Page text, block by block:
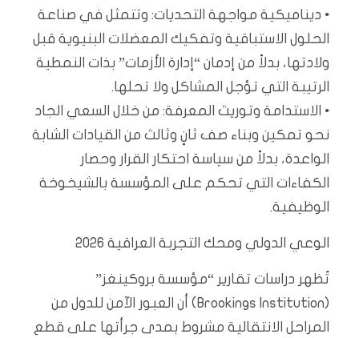
• ديناميكية مواجهة التحديات: وتتمثل في صناعة
الحلول الاستباقية وتفكيك المعضلات البنيوية قبل
ولادتها، بدلاً من إدمان “إدارة الأزمات” بذات النمطية
الرتيبة التي تؤجل المشاكل ولا تحلها.
• الاستدامة وتوريث المعرفة: من خلال السعي الجاد
نحو تمكين وبناء صف ثانٍ وثالث من القيادات الشابة
الواعدة، بدلاً من سياسة احتكار القرار وحصار
الكفاءات التي تحكم على المؤسسة بالشيخوخة
الوظيفية.
الوعي الدولي ومحك التجربة العراقية 2026
تُظهر دراسات تقارير “مؤسسة بروكينغز”
(Brookings Institution) أن العبور الآمن للدول من
المراحل الانتقالية مشروط بمدى جرأتها على قطع